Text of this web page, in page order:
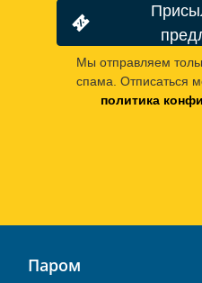
Мы отправляем
спама. Отписаться
политика
Паром